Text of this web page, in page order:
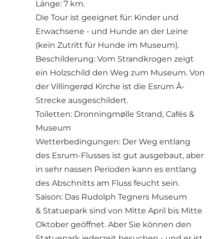
Länge: 7 km.
Die Tour ist geeignet für: Kinder und
Erwachsene - und Hunde an der Leine
(kein Zutritt für Hunde im Museum).
Beschilderung: Vom Strandkrogen zeigt
ein Holzschild den Weg zum Museum. Von
der Villingerød Kirche ist die Esrum Å-
Strecke ausgeschildert.
Toiletten: Dronningmølle Strand, Cafés &
Museum
Wetterbedingungen: Der Weg entlang
des Esrum-Flusses ist gut ausgebaut, aber
in sehr nassen Perioden kann es entlang
des Abschnitts am Fluss feucht sein.
Saison: Das Rudolph Tegners Museum
& Statuepark sind von Mitte April bis Mitte
Oktober geöffnet. Aber Sie können den